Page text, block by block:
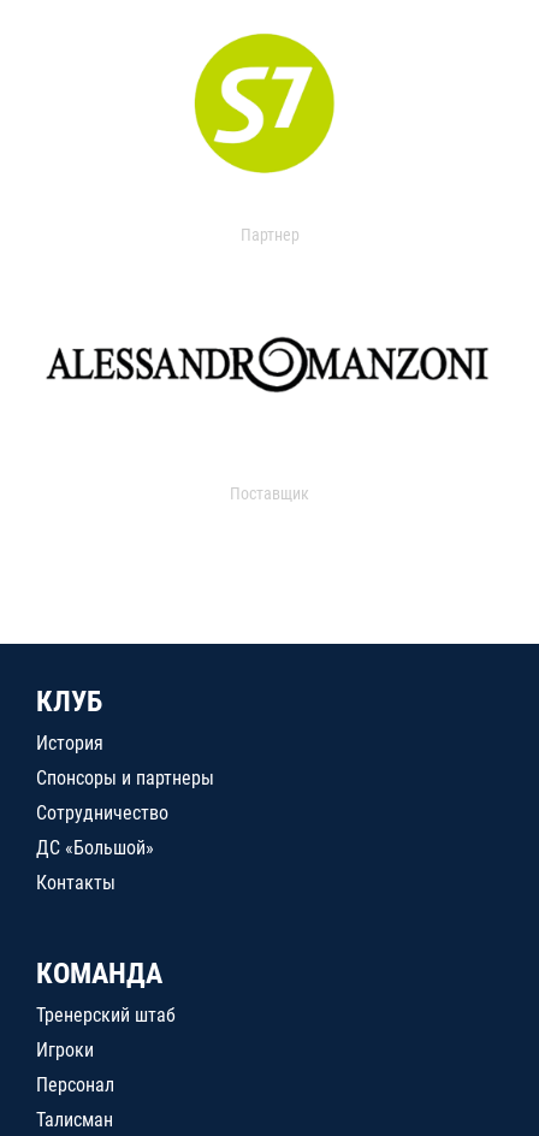
Партнер
Поставщик
КЛУБ
История
Спонсоры и партнеры
Сотрудничество
ДС «Большой»
Контакты
КОМАНДА
Тренерский штаб
Игроки
Персонал
Талисман